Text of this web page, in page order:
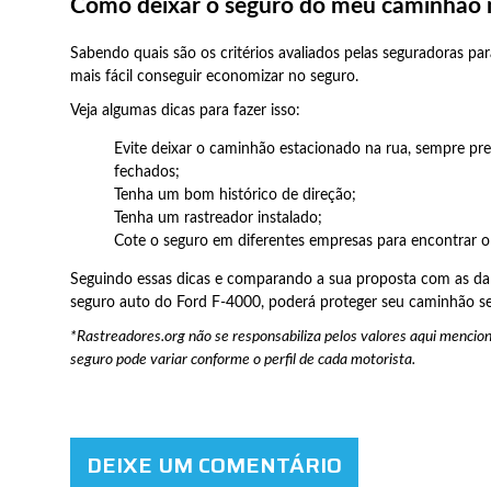
Como deixar o seguro do meu caminhão
Sabendo quais são os critérios avaliados pelas seguradoras
mais fácil conseguir economizar no seguro.
Veja algumas dicas para fazer isso:
Evite deixar o caminhão estacionado na rua, sempre
fechados;
Tenha um bom histórico de direção;
Tenha um rastreador instalado;
Cote o seguro em diferentes empresas para encontrar
Seguindo essas dicas e comparando a sua proposta com as
seguro auto do Ford F-4000, poderá proteger seu caminhão
*Rastreadores.org não se responsabiliza pelos valores aqui
seguro pode variar conforme o perfil de cada motorista.
DEIXE UM COMENTÁRIO